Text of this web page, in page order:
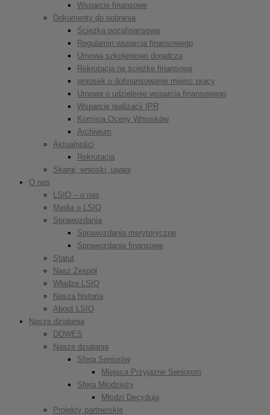
Wsparcie finansowe
Dokumenty do pobrania
Ścieżka pozafinansowa
Regulamin wsparcia finansowego
Umowa szkoleniowo doradcza
Rekrutacja na ścieżkę finansową
wniosek o dofinansowanie miejsc pracy
Umowa o udzielenie wsparcia finansowego
Wsparcie realizacji IPR
Komisja Oceny Wniosków
Archiwum
Aktualności
Rekrutacja
Skargi, wnioski, uwagi
O nas
LSIO – o nas
Media o LSIO
Sprawozdania
Sprawozdania merytoryczne
Sprawozdania finansowe
Statut
Nasz Zespół
Władze LSIO
Nasza historia
About LSIO
Nasze działania
DOWES
Nasze działania
Sfera Seniorów
Miejsca Przyjazne Seniorom
Sfera Młodzieży
Młodzi Decydują
Projekty partnerskie